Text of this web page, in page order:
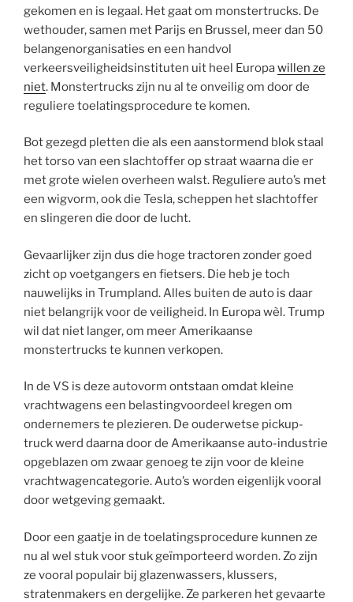
gekomen en is legaal. Het gaat om monstertrucks. De
wethouder, samen met Parijs en Brussel, meer dan 50
belangenorganisaties en een handvol
verkeersveiligheidsinstituten uit heel Europawillen ze
niet. Monstertrucks zijn nu al te onveilig om door de
reguliere toelatingsprocedure te komen.
Bot gezegd pletten die als een aanstormend blok staal
het torso van een slachtoffer op straat waarna die er
met grote wielen overheen walst. Reguliere auto’s met
een wigvorm, ook die Tesla, scheppen het slachtoffer
en slingeren die door de lucht.
Gevaarlijker zijn dus die hoge tractoren zonder goed
zicht op voetgangers en fietsers. Die heb je toch
nauwelijks in Trumpland. Alles buiten de auto is daar
niet belangrijk voor de veiligheid. In Europa wèl. Trump
wil dat niet langer, om meer Amerikaanse
monstertrucks te kunnen verkopen.
In de VS is deze autovorm ontstaan omdat kleine
vrachtwagens een belastingvoordeel kregen om
ondernemers te plezieren. De ouderwetse pickup-
truck werd daarna door de Amerikaanse auto-industrie
opgeblazen om zwaar genoeg te zijn voor de kleine
vrachtwagencategorie. Auto’s worden eigenlijk vooral
door wetgeving gemaakt.
Door een gaatje in de toelatingsprocedure kunnen ze
nu al wel stuk voor stuk geïmporteerd worden. Zo zijn
ze vooral populair bij glazenwassers, klussers,
stratenmakers en dergelijke. Ze parkeren het gevaarte